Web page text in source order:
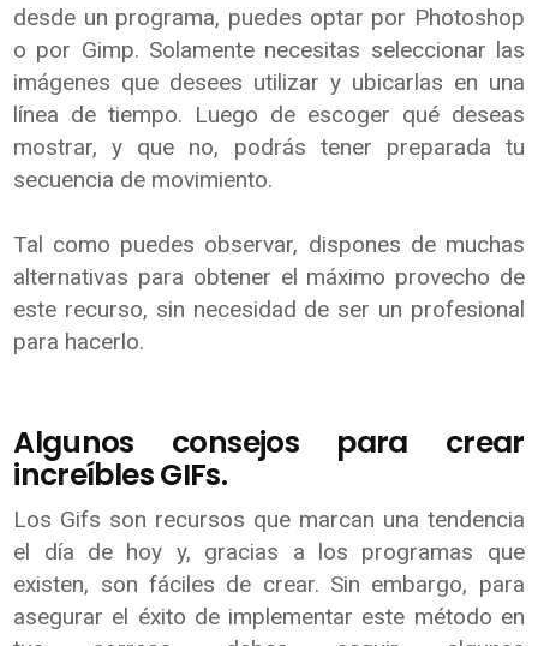
desde un programa, puedes optar por Photoshop
o por Gimp. Solamente necesitas seleccionar las
imágenes que desees utilizar y ubicarlas en una
línea de tiempo. Luego de escoger qué deseas
mostrar, y que no, podrás tener preparada tu
secuencia de movimiento.
Tal como puedes observar, dispones de muchas
alternativas para obtener el máximo provecho de
este recurso, sin necesidad de ser un profesional
para hacerlo.
Algunos consejos para crear
increíbles GIFs.
Los Gifs son recursos que marcan una tendencia
el día de hoy y, gracias a los programas que
existen, son fáciles de crear. Sin embargo, para
asegurar el éxito de implementar este método en